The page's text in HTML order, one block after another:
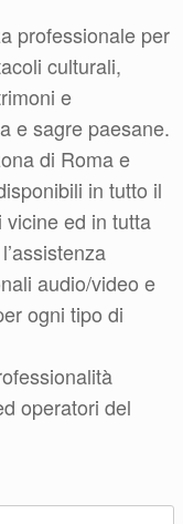
professionale per
culturali,
e
e sagre paesane.
di Roma e
in tutto il
ed in tutta
audio/video e
ogni tipo di
operatori del